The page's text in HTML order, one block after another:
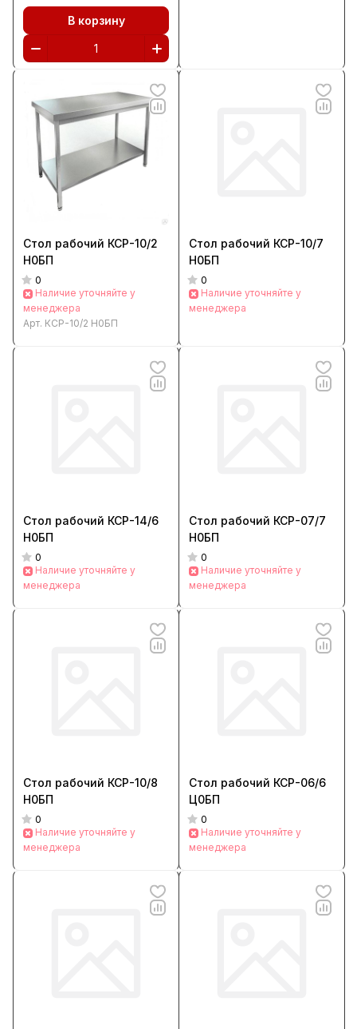
В корзину
Стол рабочий КСР-10/2
Н0БП
0
Наличие уточняйте у
менеджера
Арт. КСР-10/2 Н0БП
Стол рабочий КСР-10/7
Н0БП
0
Наличие уточняйте у
менеджера
Стол рабочий КСР-14/6
Н0БП
0
Наличие уточняйте у
менеджера
Стол рабочий КСР-07/7
Н0БП
0
Наличие уточняйте у
менеджера
Стол рабочий КСР-10/8
Н0БП
0
Наличие уточняйте у
менеджера
Стол рабочий КСР-06/6
Ц0БП
0
Наличие уточняйте у
менеджера